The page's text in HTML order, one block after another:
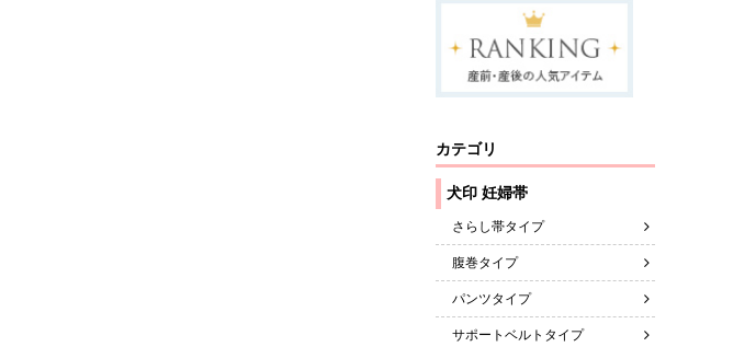
カテゴリ
さらし帯タイプ
腹巻タイプ
パンツタイプ
サポートベルトタイプ